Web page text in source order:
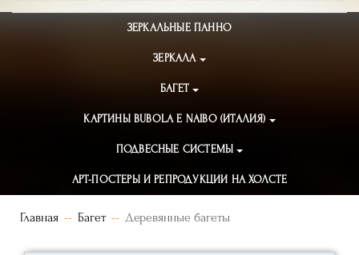
ЗЕРКАЛЬНЫЕ ПАННО
ЗЕРКАЛА
БАГЕТ
КАРТИНЫ BUBOLA E NAIBO (ИТАЛИЯ)
ПОДВЕСНЫЕ СИСТЕМЫ
АРТ-ПОСТЕРЫ И РЕПРОДУКЦИИ НА ХОЛСТЕ
Главная Багет Деревянные багеты